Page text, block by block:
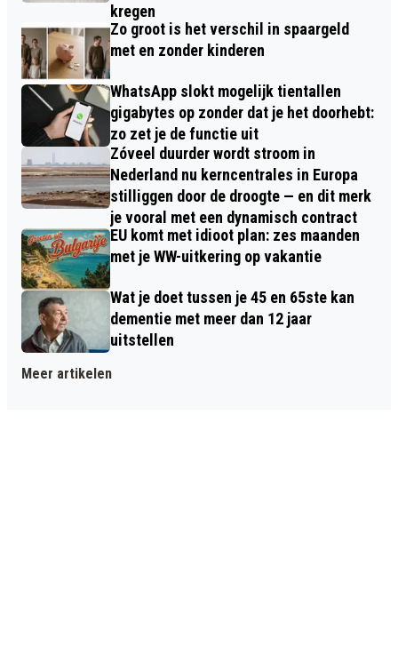
kregen
Zo groot is het verschil in spaargeld
met en zonder kinderen
WhatsApp slokt mogelijk tientallen
gigabytes op zonder dat je het doorhebt:
zo zet je de functie uit
Zóveel duurder wordt stroom in
Nederland nu kerncentrales in Europa
stilliggen door de droogte — en dit merk
je vooral met een dynamisch contract
EU komt met idioot plan: zes maanden
met je WW-uitkering op vakantie
Wat je doet tussen je 45 en 65ste kan
dementie met meer dan 12 jaar
uitstellen
Meer artikelen